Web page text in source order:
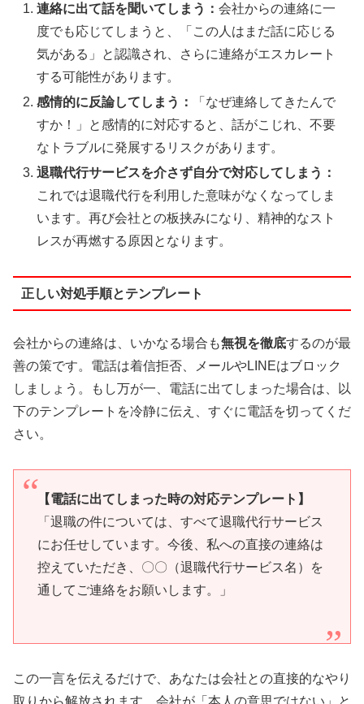
連絡に出て話を聞いてしまう：会社からの連絡に一
度でも応じてしまうと、「この人はまだ話に応じる
気がある」と認識され、さらに連絡がエスカレート
する可能性があります。
感情的に反論してしまう：
「なぜ連絡してきたんで
すか！」と感情的に対応すると、話がこじれ、不要
なトラブルに発展するリスクがあります。
退職代行サービスを介さず自分で対応してしまう：
これでは退職代行を利用した意味がなくなってしま
います。再び会社との板挟みになり、精神的なスト
レスが再燃する原因となります。
正しい対処手順とテンプレート
会社からの連絡は、いかなる場合も無視を徹底するのが最
善の策です。電話は着信拒否、メールやLINEはブロック
しましょう。もし万が一、電話に出てしまった場合は、以
下のテンプレートを冷静に伝え、すぐに電話を切ってくだ
さい。
【電話に出てしまった時の対応テンプレート】
「退職の件については、すべて退職代行サービス
にお任せしています。今後、私への直接の連絡は
控えていただき、〇〇（退職代行サービス名）を
通してご連絡をお願いします。」
この一言を伝えるだけで、あなたは会社との直接的なやり